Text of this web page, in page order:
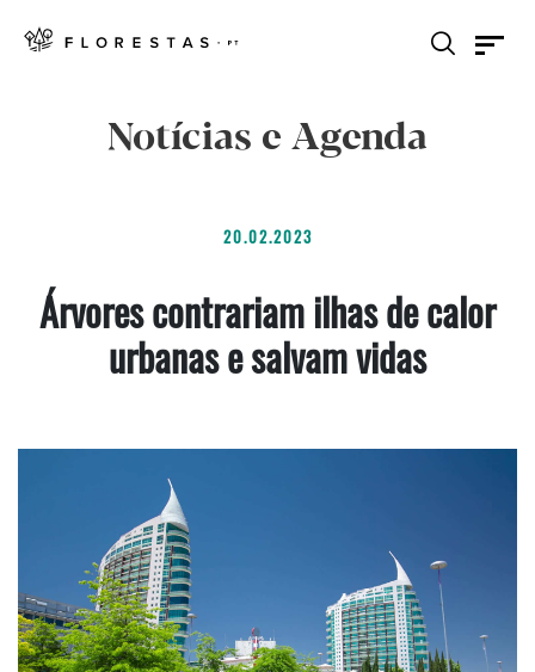
Notícias e Agenda
20.02.2023
Árvores contrariam ilhas de calor
urbanas e salvam vidas